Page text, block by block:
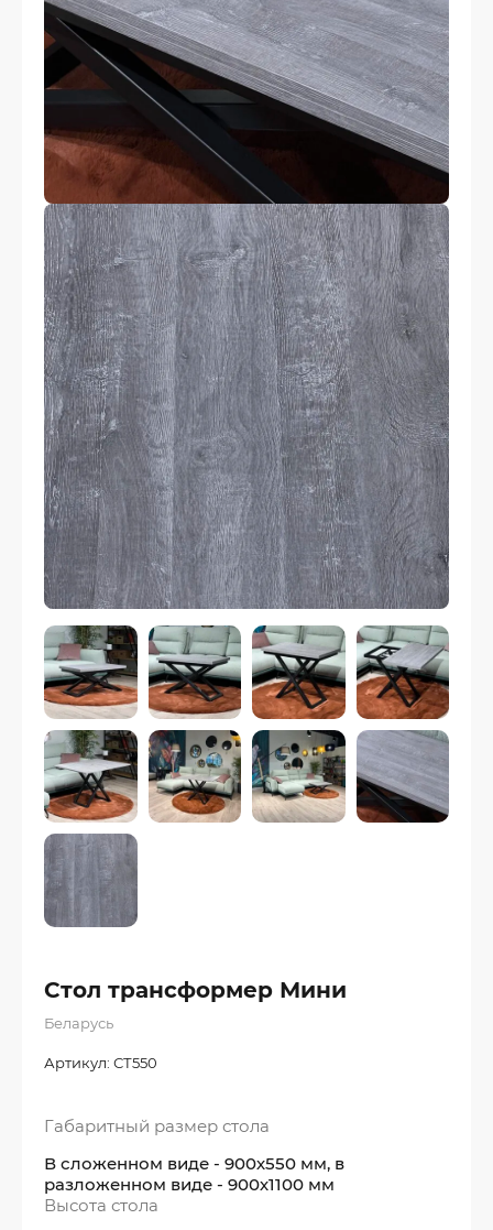
Стол трансформер Мини
Беларусь
Артикул: СТ550
Габаритный размер стола
В сложенном виде - 900х550 мм, в
разложенном виде - 900х1100 мм
Высота стола